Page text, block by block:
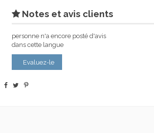
Notes et avis clients
personne n'a encore posté d'avis
dans cette langue
Evaluez-le